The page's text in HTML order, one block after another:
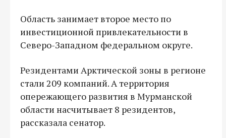
Область занимает второе место по
инвестиционной привлекательности в
Северо-Западном федеральном округе.
Резидентами Арктической зоны в регионе
стали 209 компаний. А территория
опережающего развития в Мурманской
области насчитывает 8 резидентов,
рассказала сенатор.